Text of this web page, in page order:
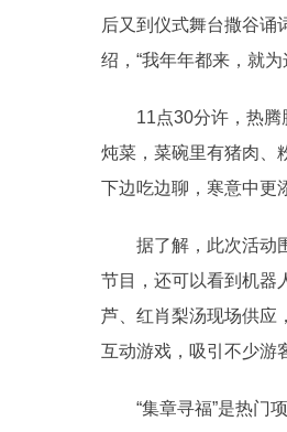
后又到仪式舞台撒谷诵
绍，“我年年都来，就
11点30分许，热腾腾
炖菜，菜碗里有猪肉、
下边吃边聊，寒意中更
据了解，此次活动围
节目，还可以看到机器
芦、红肖梨汤现场供应
互动游戏，吸引不少游
“集章寻福”是热门项